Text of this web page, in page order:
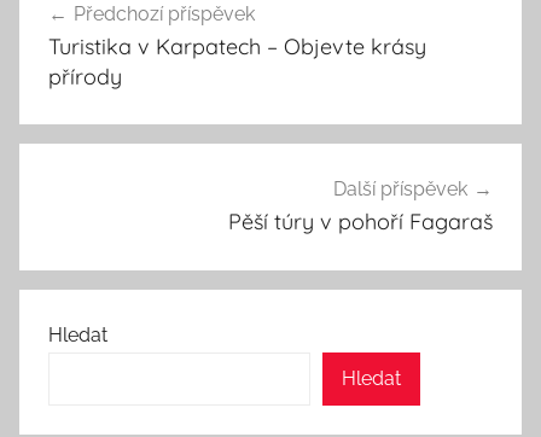
pro
příspěvek
Předchozí příspěvek
Turistika v Karpatech – Objevte krásy
přírody
Další příspěvek
Pěší túry v pohoří Fagaraš
Hledat
Hledat